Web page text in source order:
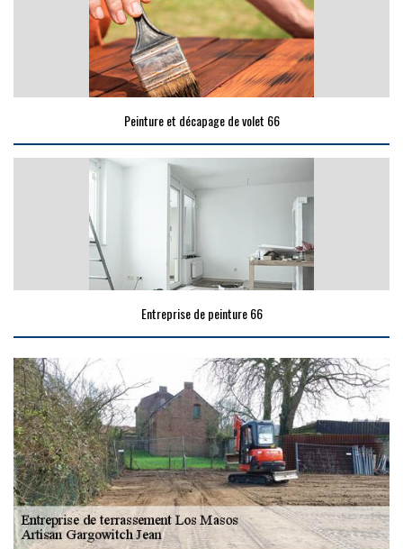
Peinture et décapage de volet 66
Entreprise de peinture 66